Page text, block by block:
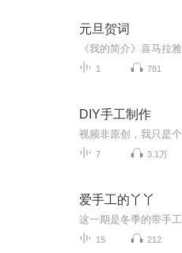
元旦贺词
1 781
DIY手工制作
7 3.1万
爱手工的丫丫
15 212